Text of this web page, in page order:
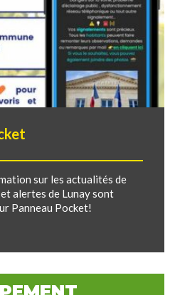
sur les actualités de
alertes de Lunay sont
Panneau Pocket!